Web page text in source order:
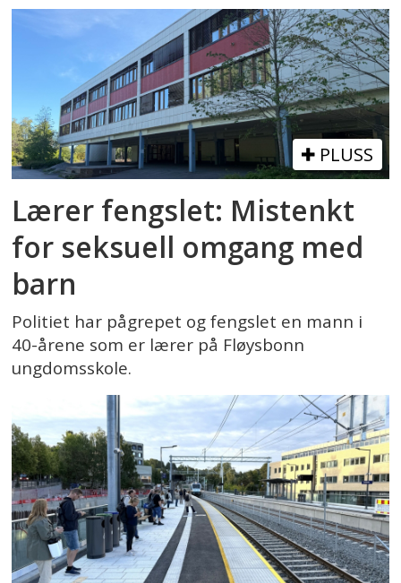
PLUSS
Lærer fengslet: Mistenkt
for seksuell omgang med
barn
Politiet har pågrepet og fengslet en mann i
40-årene som er lærer på Fløysbonn
ungdomsskole.